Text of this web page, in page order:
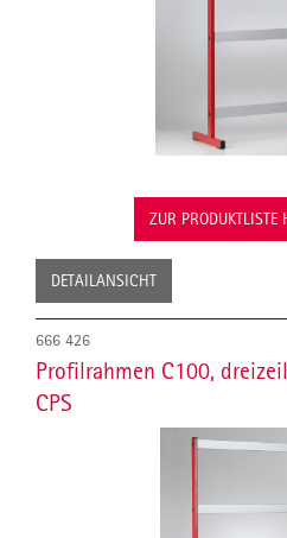
ZUR PRODUKTLISTE
DETAILANSICHT
666 426
Profilrahmen C100,
CPS